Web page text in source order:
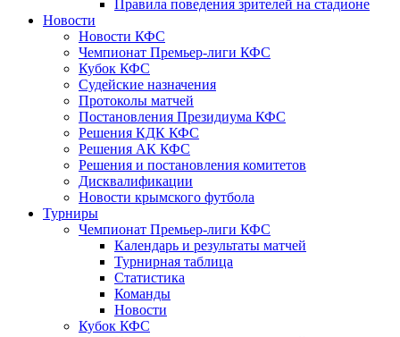
Правила поведения зрителей на стадионе
Новости
Новости КФС
Чемпионат Премьер-лиги КФС
Кубок КФС
Судейские назначения
Протоколы матчей
Постановления Президиума КФС
Решения КДК КФС
Решения АК КФС
Решения и постановления комитетов
Дисквалификации
Новости крымского футбола
Турниры
Чемпионат Премьер-лиги КФС
Календарь и результаты матчей
Турнирная таблица
Статистика
Команды
Новости
Кубок КФС